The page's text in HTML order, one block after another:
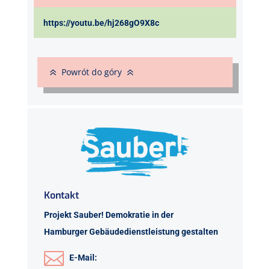
https://youtu.be/hj268gO9X8c
6 Powrót do góry 6
Kontakt
Projekt Sauber! Demokratie in der
Hamburger Gebäudedienstleistung gestalten
 E-Mail: